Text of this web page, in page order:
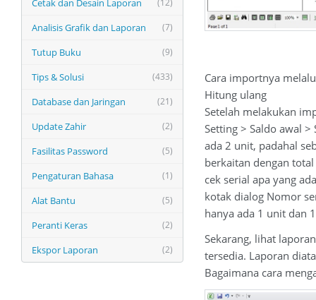
(12)
Cetak dan Desain Laporan
(7)
Analisis Grafik dan Laporan
(9)
Tutup Buku
(433)
Tips & Solusi
(21)
Database dan Jaringan
(2)
Update Zahir
(5)
Fasilitas Password
(1)
Pengaturan Bahasa
(5)
Alat Bantu
(2)
Peranti Keras
(2)
Ekspor Laporan
Cara importnya
Hitung ulang
Setelah melakukan
Setting > Saldo awal
ada 2 unit, padahal
berkaitan dengan
cek serial apa yang
kotak dialog Nomor
hanya ada 1 unit dan
Sekarang, lihat
tersedia. Laporan
Bagaimana cara